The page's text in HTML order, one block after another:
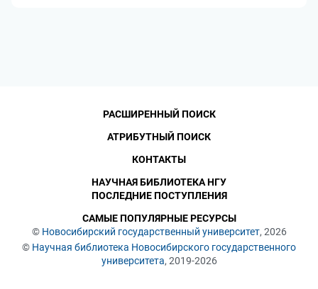
© Новосибирский государственный университет, 2026
© Научная библиотека Новосибирского государственного
университета, 2019-2026
РАСШИРЕННЫЙ ПОИСК
АТРИБУТНЫЙ ПОИСК
КОНТАКТЫ
НАУЧНАЯ БИБЛИОТЕКА НГУ
ПОСЛЕДНИЕ ПОСТУПЛЕНИЯ
САМЫЕ ПОПУЛЯРНЫЕ РЕСУРСЫ